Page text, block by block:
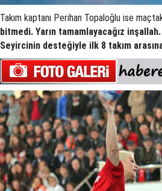
Takım kaptanı Perihan Topaloğlu ise
bitmedi. Yarın tamamlayacağız
Seyircinin desteğiyle ilk 8 takım